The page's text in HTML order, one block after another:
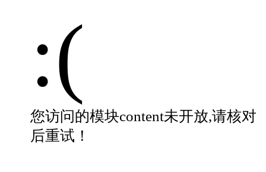
:(
您访问的模块content未开放,请核对
后重试！